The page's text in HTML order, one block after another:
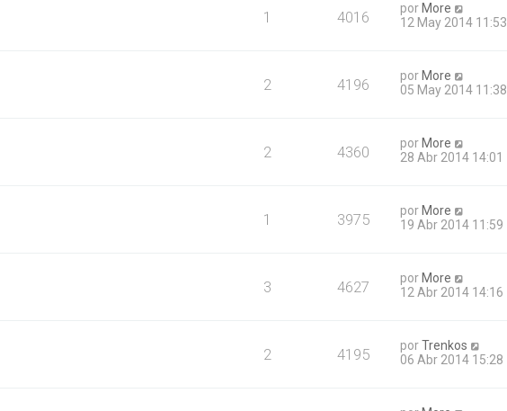
1 4016 por More
12 May 2014 11:53
2 4196 por More
05 May 2014 11:38
2 4360 por More
28 Abr 2014 14:01
1 3975 por More
19 Abr 2014 11:59
3 4627 por More
12 Abr 2014 14:16
2 4195 porTrenkos
06 Abr 2014 15:28